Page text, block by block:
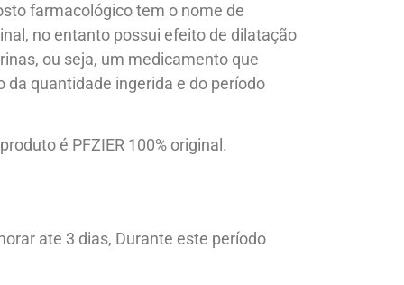
farmacológico tem o nome de
no entanto possui efeito de dilatação
ou seja, um medicamento que
quantidade ingerida e do período
é PFZIER 100% original.
ate 3 dias, Durante este período